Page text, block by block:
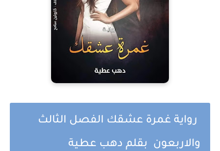
رواية غمرة عشقك الفصل الثالث
والاربعون بقلم دهب عطية